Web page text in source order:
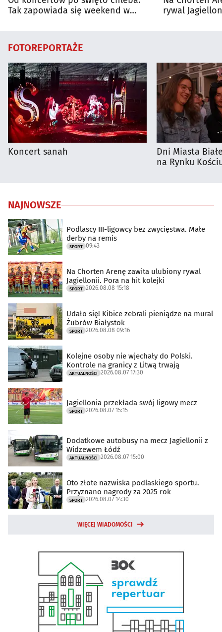
Tak zapowiada się weekend w
rywal
FOTOREPORTAŻE
Koncert sanah
Dni Miasta
na Rynku
NAJNOWSZE
Podlascy III-ligowcy bez zwycięstwa. Małe
derby na remis
SPORT 09:43
Na Chorten Arenę zawita ulubiony rywal
Jagiellonii. Pora na hit kolejki
SPORT 2026.08.08 15:18
Udało się! Kibice zebrali pieniądze na mural
Żubrów Białystok
SPORT 2026.08.08 09:16
Kolejne osoby nie wjechały do Polski.
Kontrole na granicy z Litwą trwają
AKTUALNOŚCI 2026.08.07 17:30
Jagiellonia przekłada swój ligowy mecz
SPORT 2026.08.07 15:15
Dodatkowe autobusy na mecz Jagiellonii z
Widzewem Łódź
AKTUALNOŚCI 2026.08.07 15:00
Oto złote nazwiska podlaskiego sportu.
Przyznano nagrody za 2025 rok
SPORT 2026.08.07 14:30
WIĘCEJ WIADOMOŚCI